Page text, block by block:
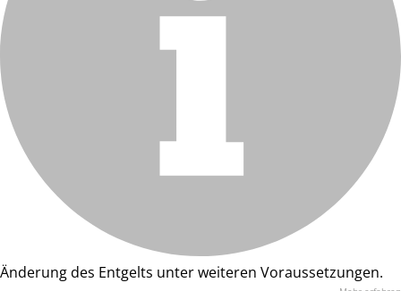
Änderung des Entgelts unter weiteren Voraussetzungen.